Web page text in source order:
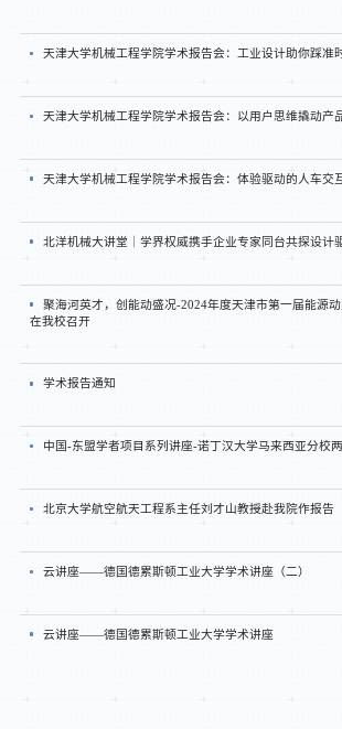
天津大学机械工程学院学术报告会：工业设计助你踩准
天津大学机械工程学院学术报告会：以用户思维撬动产
天津大学机械工程学院学术报告会：体验驱动的人车交
北洋机械大讲堂｜学界权威携手企业专家同台共探设计
聚海河英才，创能动盛况-2024年度天津市第一届能源
在我校召开
学术报告通知
中国-东盟学者项目系列讲座-诺丁汉大学马来西亚分校
北京大学航空航天工程系主任刘才山教授赴我院作报告
云讲座——德国德累斯顿工业大学学术讲座（二）
云讲座——德国德累斯顿工业大学学术讲座